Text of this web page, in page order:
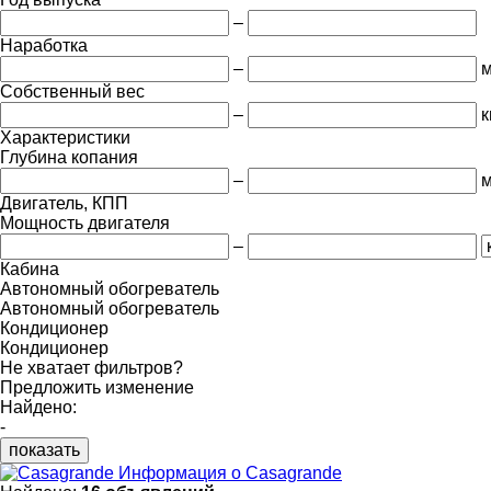
–
Наработка
–
Собственный вес
–
Характеристики
Глубина копания
–
м
Двигатель, КПП
Мощность двигателя
–
Кабина
Автономный обогреватель
Автономный обогреватель
Кондиционер
Кондиционер
Не хватает фильтров?
Предложить изменение
Найдено:
-
показать
Информация о Casagrande